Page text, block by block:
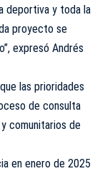
deportiva y toda la
proyecto se
expresó Andrés
las prioridades
de consulta
comunitarios de
en enero de 2025